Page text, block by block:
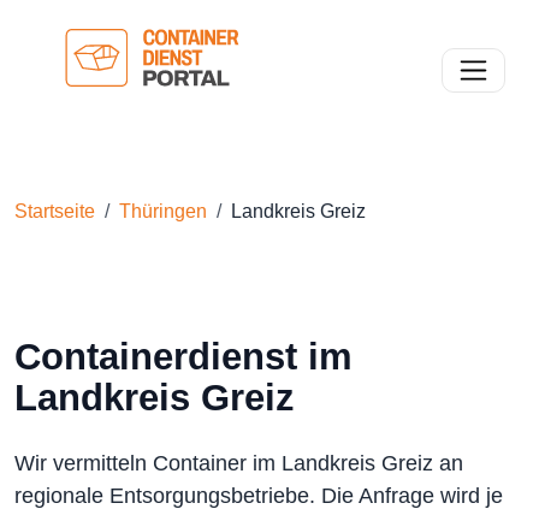
Toggle
Startseite Thüringen Landkreis Greiz
Containerdienst im
Landkreis Greiz
Wir vermitteln Container im Landkreis Greiz an
regionale Entsorgungsbetriebe. Die Anfrage wird je